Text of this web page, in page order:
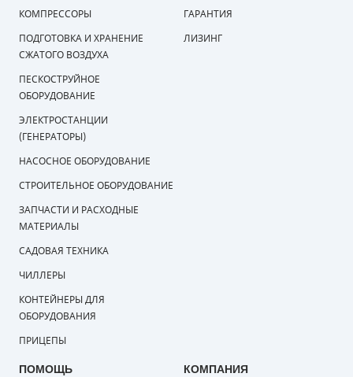
КОМПРЕССОРЫ
ПОДГОТОВКА И ХРАНЕНИЕ
СЖАТОГО ВОЗДУХА
ПЕСКОСТРУЙНОЕ
ОБОРУДОВАНИЕ
ЭЛЕКТРОСТАНЦИИ
(ГЕНЕРАТОРЫ)
НАСОСНОЕ ОБОРУДОВАНИЕ
СТРОИТЕЛЬНОЕ ОБОРУДОВАНИЕ
ЗАПЧАСТИ И РАСХОДНЫЕ
МАТЕРИАЛЫ
САДОВАЯ ТЕХНИКА
ЧИЛЛЕРЫ
КОНТЕЙНЕРЫ ДЛЯ
ОБОРУДОВАНИЯ
ПРИЦЕПЫ
ГАРАНТИЯ
ЛИЗИНГ
ПОМОЩЬ
КОМПАНИЯ